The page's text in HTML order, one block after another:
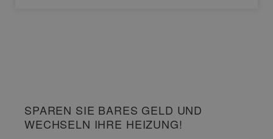
SPAREN SIE BARES GELD UND
WECHSELN IHRE HEIZUNG!